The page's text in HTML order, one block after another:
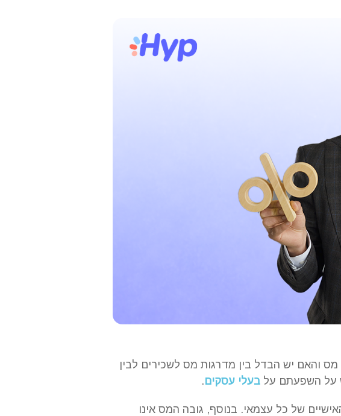
והאם יש הבדל בין מדרגות מס לשכירים לבין
על השפעתם על בעלי עסקים.
של כל עצמאי. בנוסף, גובה המס אינו